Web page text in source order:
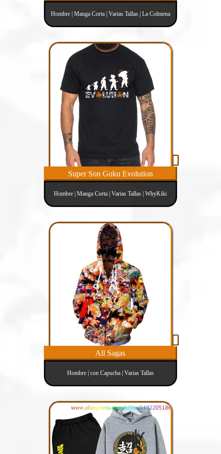
Hombre | Manga Corta | Varias Tallas | La Colmena
Super Son Goku Evolution
Hombre | Manga Corta | Varias Tallas | WhyKiki
All Sagas
Hombre | con Capucha | Varias Tallas